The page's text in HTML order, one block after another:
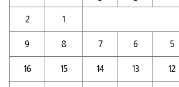
1
2
5
6
7
8
9
12
13
14
15
16